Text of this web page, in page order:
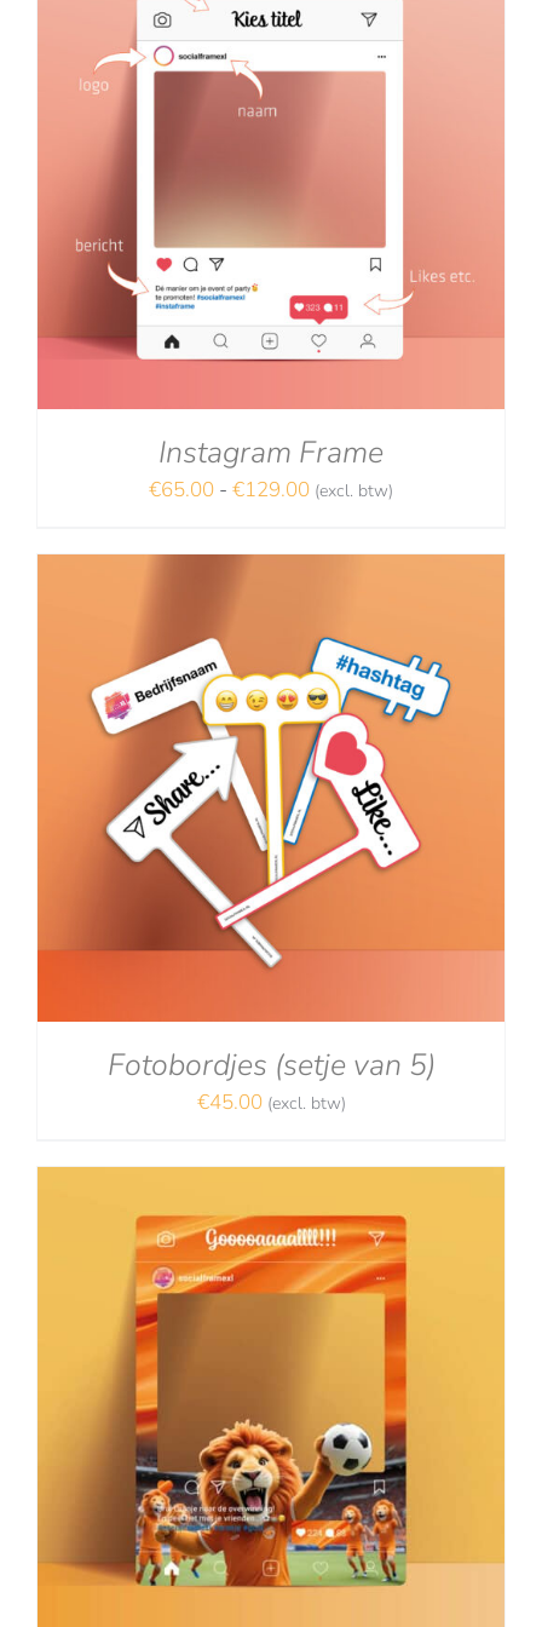
Instagram Frame
€65.00 - €129.00Prijsklasse:
tot
(excl. btw)
Fotobordjes (setje van 5)
€45.00 (excl. btw)